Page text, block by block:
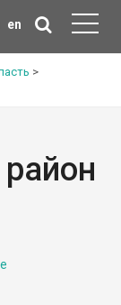
en
>